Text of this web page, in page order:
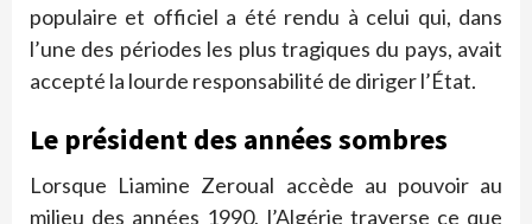
populaire et officiel a été rendu à celui qui, dans
l’une des périodes les plus tragiques du pays, avait
accepté la lourde responsabilité de diriger l’État.
Le président des années sombres
Lorsque Liamine Zeroual accède au pouvoir au
milieu des années 1990, l’Algérie traverse ce que